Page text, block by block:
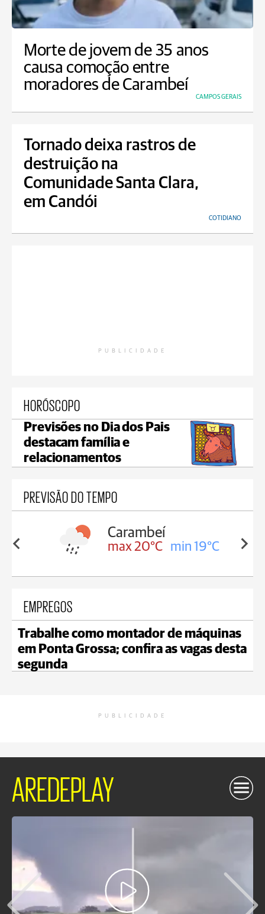
Morte de jovem de 35 anos
causa comoção entre
moradores de Carambeí
CAMPOS GERAIS
Tornado deixa rastros de
destruição na
Comunidade Santa Clara,
em Candói
COTIDIANO
PUBLICIDADE
HORÓSCOPO
Previsões no Dia dos Pais
destacam família e
relacionamentos
PREVISÃO DO TEMPO
19°C
Carambeí
max 20°C min 19°C
EMPREGOS
Trabalhe como montador de máquinas
em Ponta Grossa; confira as vagas desta
segunda
PUBLICIDADE
AREDEPLAY